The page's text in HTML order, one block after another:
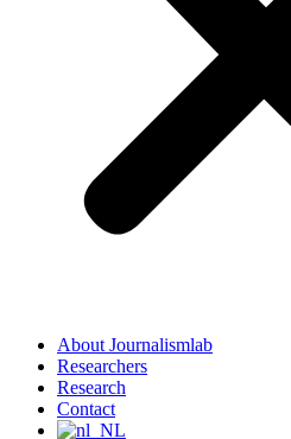
About Journalismlab
Researchers
Research
Contact